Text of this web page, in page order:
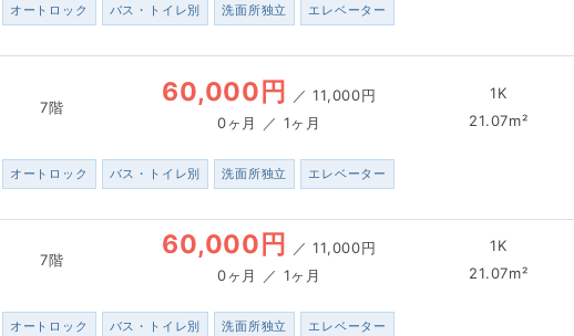
オートロック バス・トイレ別 洗面所独立 エレベーター
7階 60,000円 ／11,000円
0ヶ月 ／ 1ヶ月
1K
21.07m²
オートロック バス・トイレ別 洗面所独立 エレベーター
7階 60,000円 ／11,000円
0ヶ月 ／ 1ヶ月
1K
21.07m²
オートロック バス・トイレ別 洗面所独立 エレベーター